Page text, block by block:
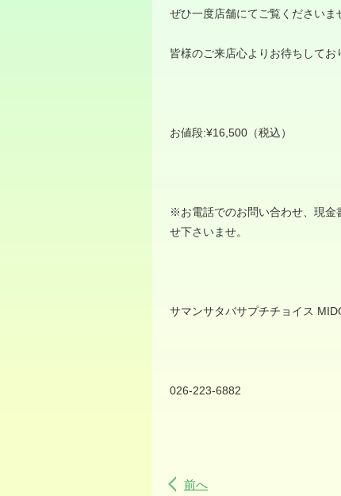
ぜひ一度店舗にてご覧くださいま
皆様のご来店心よりお待ちしてお
お値段:¥16,500 （税込）
※お電話でのお問い合わせ、現
せ下さいませ。
サマンサタバサプチチョイス
026-223-6882
前へ